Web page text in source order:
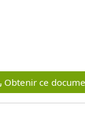
Obtenir ce